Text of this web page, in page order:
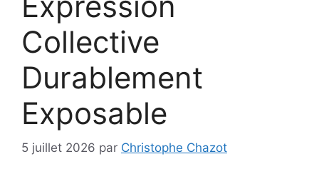
Collective
Durablement
Exposable
5 juillet 2026 par Christophe Chazot